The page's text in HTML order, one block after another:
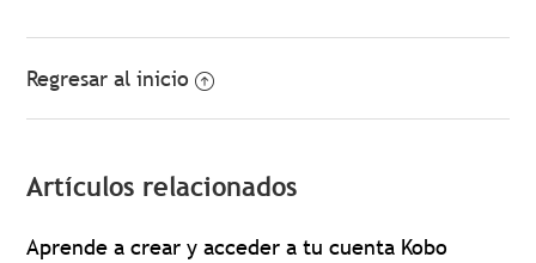
Regresar al inicio
Artículos relacionados
Aprende a crear y acceder a tu cuenta Kobo